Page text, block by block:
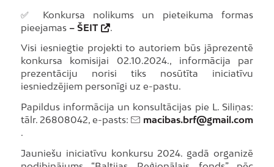
✅ Konkursa nolikums un pieteikuma formas
pieejamas – ŠEIT
.
Visi iesniegtie projekti to autoriem būs jāprezentē
konkursa komisijai 02.10.2024., informācija par
prezentāciju norisi tiks nosūtīta iniciatīvu
iesniedzējiem personīgi uz e-pastu.
Papildus informācija un konsultācijas pie L. Siliņas:
tālr. 26808042, e-pasts:
macibas.brf@gmail.com
.
Jauniešu iniciatīvu konkursu 2024. gadā organizē